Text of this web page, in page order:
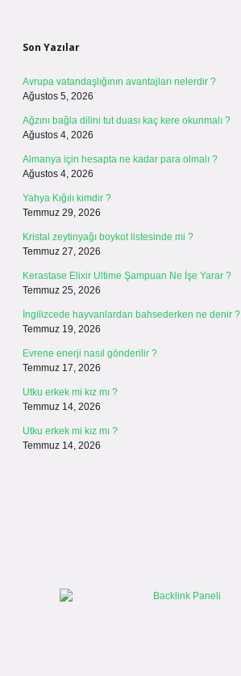
Son Yazılar
Avrupa vatandaşlığının avantajları nelerdir ?
Ağustos 5, 2026
Ağzını bağla dilini tut duası kaç kere okunmalı ?
Ağustos 4, 2026
Almanya için hesapta ne kadar para olmalı ?
Ağustos 4, 2026
Yahya Kığılı kimdir ?
Temmuz 29, 2026
Kristal zeytinyağı boykot listesinde mi ?
Temmuz 27, 2026
Kerastase Elixir Ultime Şampuan Ne İşe Yarar ?
Temmuz 25, 2026
İngilizcede hayvanlardan bahsederken ne denir ?
Temmuz 19, 2026
Evrene enerji nasıl gönderilir ?
Temmuz 17, 2026
Utku erkek mi kız mı ?
Temmuz 14, 2026
Utku erkek mi kız mı ?
Temmuz 14, 2026